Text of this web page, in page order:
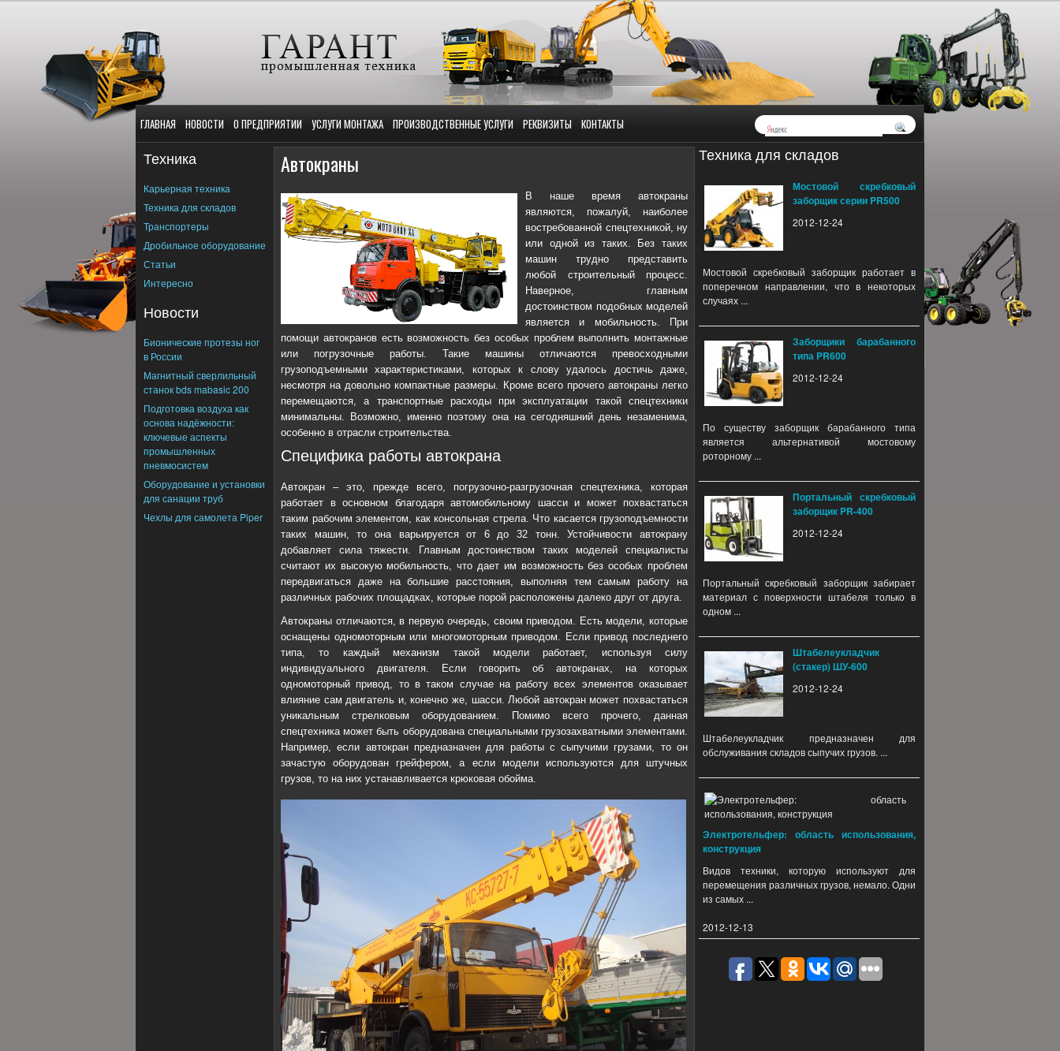
ГЛАВНАЯ НОВОСТИ О ПРЕДПРИЯТИИ УСЛУГИ МОНТАЖА ПРОИЗВОДСТВЕННЫЕ УСЛУГИ РЕКВИЗИТЫ КОНТАКТЫ
Техника
Карьерная техника
Техника для складов
Транспортеры
Дробильное оборудование
Статьи
Интересно
Новости
Бионические протезы ног
в России
Магнитный сверлильный
станок bds mabasic 200
Подготовка воздуха как
основа надёжности:
ключевые аспекты
промышленных
пневмосистем
Оборудование и установки
для санации труб
Чехлы для самолета Piper
Автокраны
В наше время автокраны
являются, пожалуй, наиболее
востребованной спецтехникой, ну
или одной из таких. Без таких
машин трудно представить
любой строительный процесс.
Наверное, главным
достоинством подобных моделей
является и мобильность. При
помощи автокранов есть возможность без особых проблем выполнить монтажные
или погрузочные работы. Такие машины отличаются превосходными
грузоподъемными характеристиками, которых к слову удалось достичь даже,
несмотря на довольно компактные размеры. Кроме всего прочего автокраны легко
перемещаются, а транспортные расходы при эксплуатации такой спецтехники
минимальны. Возможно, именно поэтому она на сегодняшний день незаменима,
особенно в отрасли строительства.
Специфика работы автокрана
Автокран – это, прежде всего, погрузочно-разгрузочная спецтехника, которая
работает в основном благодаря автомобильному шасси и может похвастаться
таким рабочим элементом, как консольная стрела. Что касается грузоподъемности
таких машин, то она варьируется от 6 до 32 тонн. Устойчивости автокрану
добавляет сила тяжести. Главным достоинством таких моделей специалисты
считают их высокую мобильность, что дает им возможность без особых проблем
передвигаться даже на большие расстояния, выполняя тем самым работу на
различных рабочих площадках, которые порой расположены далеко друг от друга.
Автокраны отличаются, в первую очередь, своим приводом. Есть модели, которые
оснащены одномоторным или многомоторным приводом. Если привод последнего
типа, то каждый механизм такой модели работает, используя силу
индивидуального двигателя. Если говорить об автокранах, на которых
одномоторный привод, то в таком случае на работу всех элементов оказывает
влияние сам двигатель и, конечно же, шасси. Любой автокран может похвастаться
уникальным стрелковым оборудованием. Помимо всего прочего, данная
спецтехника может быть оборудована специальными грузозахватными элементами.
Например, если автокран предназначен для работы с сыпучими грузами, то он
зачастую оборудован грейфером, а если модели используются для штучных
грузов, то на них устанавливается крюковая обойма.
Техника для складов
Мостовой скребковый
заборщик серии PR500
Мостовой скребковый заборщик работает в
поперечном направлении, что в некоторых
случаях ...
2012-12-24
Заборщики барабанного
типа PR600
По существу заборщик барабанного типа
является альтернативой мостовому
роторному ...
2012-12-24
Портальный скребковый
заборщик PR-400
Портальный скребковый заборщик забирает
материал с поверхности штабеля только в
одном ...
2012-12-24
Штабелеукладчик
(стакер) ШУ-600
Штабелеукладчик предназначен для
обслуживания складов сыпучих грузов. ...
2012-12-24
Электротельфер: область использования,
конструкция
Видов техники, которую используют для
перемещения различных грузов, немало. Одни
из самых ...
2012-12-13